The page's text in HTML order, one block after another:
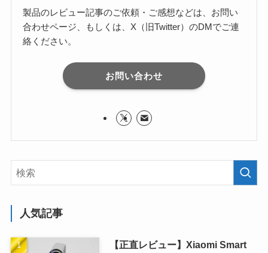
製品のレビュー記事のご依頼・ご感想などは、お問い
合わせページ、もしくは、X（旧Twitter）のDMでご連
絡ください。
お問い合わせ
人気記事
【正直レビュー】Xiaomi Smart